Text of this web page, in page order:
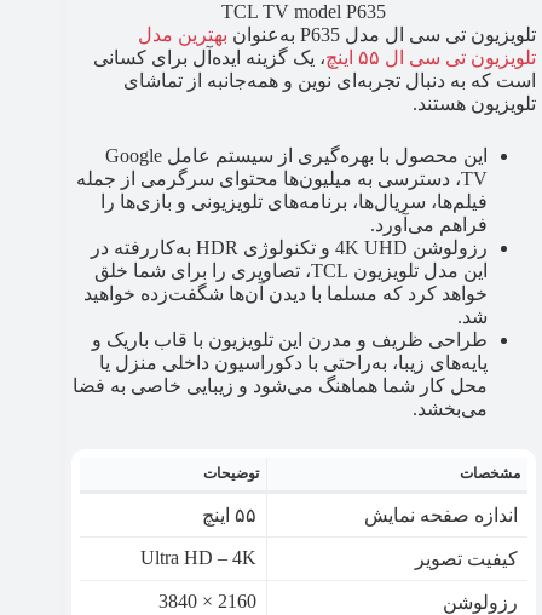
TCL TV model P635
تلویزیون تی سی ال مدل P635 به‌عنوان
بهترین مدل
تلویزیون تی سی ال ۵۵ اینچ
، یک گزینه ایده‌آل برای کسانی
است که به دنبال تجربه‌ای نوین و همه‌جانبه از تماشای
تلویزیون هستند.
این محصول با بهره‌گیری از سیستم عامل Google
TV، دسترسی به میلیون‌ها محتوای سرگرمی از جمله
فیلم‌ها، سریال‌ها، برنامه‌های تلویزیونی و بازی‌ها را
فراهم می‌آورد.
رزولوشن 4K UHD و تکنولوژی HDR به‌کاررفته در
این مدل تلویزیون TCL، تصاویری را برای شما خلق
خواهد کرد که مسلما با دیدن آن‌ها شگفت‌زده خواهید
شد.
طراحی ظریف و مدرن این تلویزیون با قاب باریک و
پایه‌های زیبا، به‌راحتی با دکوراسیون داخلی منزل یا
محل کار شما هماهنگ می‌شود و زیبایی خاصی به فضا
می‌بخشد.
مشخصات توضیحات
اندازه صفحه نمایش ۵۵ اینچ
کیفیت تصویر Ultra HD – 4K
رزولوشن 2160 × 3840